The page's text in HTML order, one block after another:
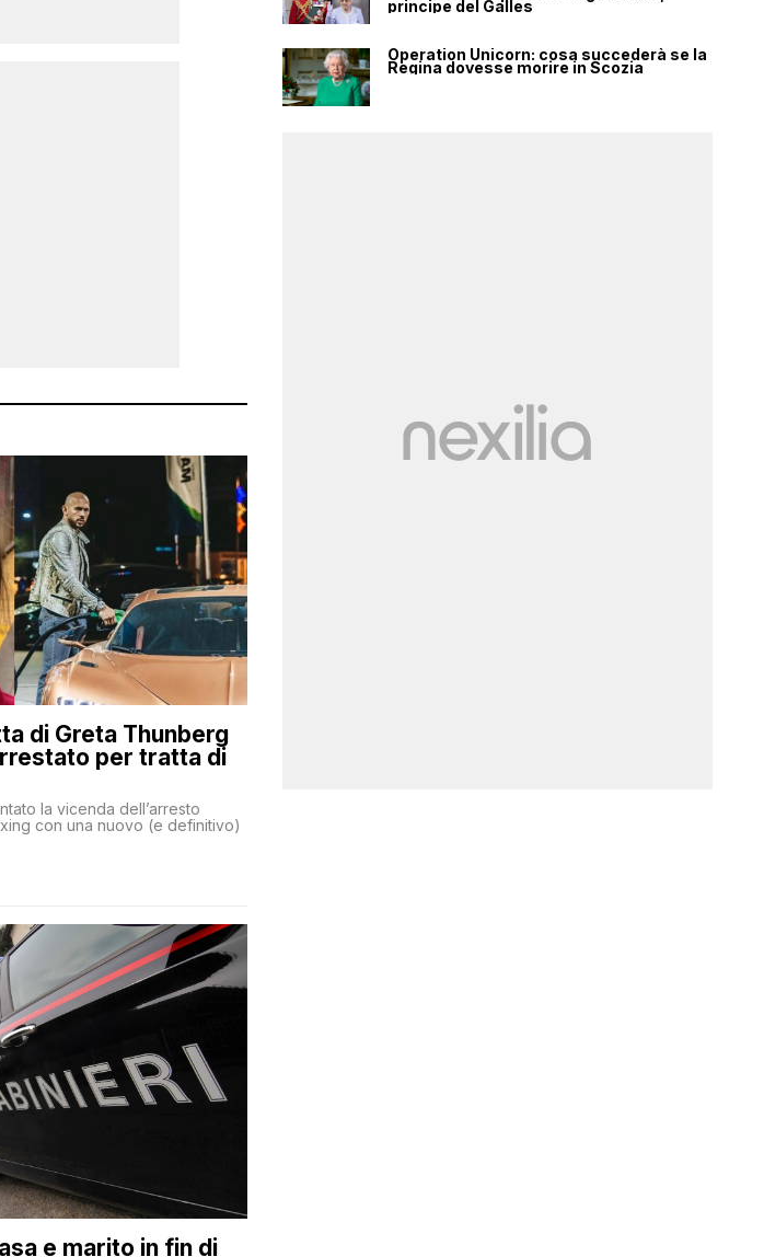
di Greta Thunberg
per tratta di
la vicenda dell’arresto
con una nuovo (e definitivo)
e marito in fin di
principe del Galles
Operation Unicorn: cosa succederà se la
Regina dovesse morire in Scozia